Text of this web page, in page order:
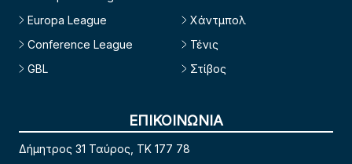
Europa League
Conference League
GBL
Χάντμπολ
Τένις
Στίβος
ΕΠΙΚΟΙΝΩΝΙΑ
Δήμητρος 31 Ταύρος, TK 177 78